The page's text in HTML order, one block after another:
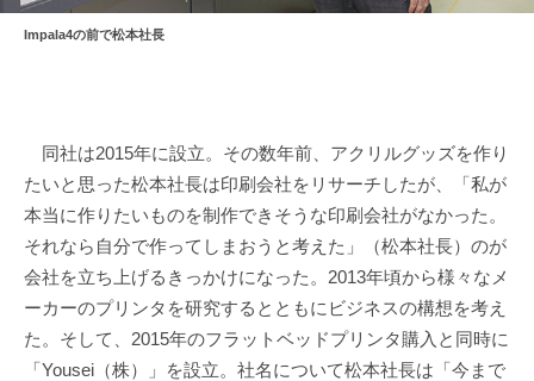
Impala4の前で松本社長
同社は2015年に設立。その数年前、アクリルグッズを作り
たいと思った松本社長は印刷会社をリサーチしたが、「私が
本当に作りたいものを制作できそうな印刷会社がなかった。
それなら自分で作ってしまおうと考えた」（松本社長）のが
会社を立ち上げるきっかけになった。2013年頃から様々なメ
ーカーのプリンタを研究するとともにビジネスの構想を考え
た。そして、2015年のフラットベッドプリンタ購入と同時に
「Yousei（株）」を設立。社名について松本社長は「今まで